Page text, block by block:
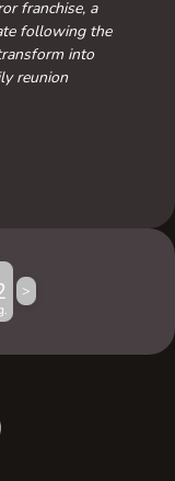
franchise, a
following the
into
reunion
>